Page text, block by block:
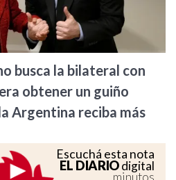
busca la bilateral con
obtener un guiño
Argentina reciba más
Escuchá esta nota
EL DIARIOdigital